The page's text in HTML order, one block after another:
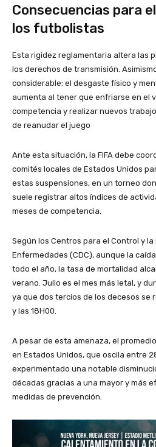
Consecuencias para
los futbolistas
Esta rigidez reglamentaria altera las
los derechos de transmisión.
considerable: el desgaste físico y
aumenta al tener que enfriarse en el
competencia y realizar nuevos
de reanudar el juego
Ante esta situación, la FIFA debe
comités locales de Estados Unidos
estas suspensiones, en un torneo
suele registrar altos índices de
meses de competencia.
Según los Centros para el Control y
Enfermedades (CDC), aunque la
todo el año, la tasa de mortalidad
verano. Julio es el mes más letal, y
ya que dos tercios de los decesos se
y las 18H00.
A pesar de esta amenaza, el
en Estados Unidos, que oscila entre
experimentado una notable
décadas gracias a una mayor y más
medidas de prevención.